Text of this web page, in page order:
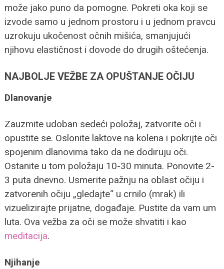
može jako puno da pomogne. Pokreti oka koji se
izvode samo u jednom prostoru i u jednom pravcu
uzrokuju ukočenost očnih mišića, smanjujući
njihovu elastičnost i dovode do drugih oštećenja.
NAJBOLJE VEŽBE ZA OPUŠTANJE OČIJU
Dlanovanje
Zauzmite udoban sedeći položaj, zatvorite oči i
opustite se. Oslonite laktove na kolena i pokrijte oči
spojenim dlanovima tako da ne dodiruju oči.
Ostanite u tom položaju 10-30 minuta. Ponovite 2-
3 puta dnevno. Usmerite pažnju na oblast očiju i
zatvorenih očiju „gledajte“ u crnilo (mrak) ili
vizuelizirajte prijatne‚ događaje. Pustite da vam um
luta. Ova vežba za oči se može shvatiti i kao
meditacija.
Njihanje